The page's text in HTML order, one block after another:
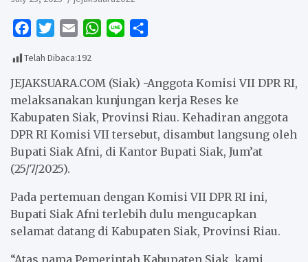
c
e
b
o
o
k
i
t
t
e
r
a
i
l
W
t
s
A
p
p
e
r
e
Telah Dibaca:192
JEJAKSUARA.COM (Siak) -Anggota Komisi VII DPR RI,
melaksanakan kunjungan kerja Reses ke
Kabupaten Siak, Provinsi Riau. Kehadiran anggota
DPR RI Komisi VII tersebut, disambut langsung oleh
Bupati Siak Afni, di Kantor Bupati Siak, Jum’at
(25/7/2025).
Pada pertemuan dengan Komisi VII DPR RI ini,
Bupati Siak Afni terlebih dulu mengucapkan
selamat datang di Kabupaten Siak, Provinsi Riau.
“Atas nama Pemerintah Kabupaten Siak, kami